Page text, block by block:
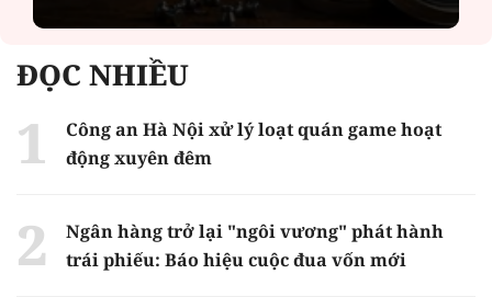
ĐỌC NHIỀU
Công an Hà Nội xử lý loạt quán game hoạt
động xuyên đêm
Ngân hàng trở lại "ngôi vương" phát hành
trái phiếu: Báo hiệu cuộc đua vốn mới